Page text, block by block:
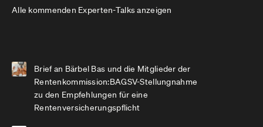
Alle kommenden Experten-Talks anzeigen
Brief an Bärbel Bas und die Mitglieder der
Rentenkommission:BAGSV-Stellungnahme
zu den Empfehlungen für eine
Rentenversicherungspflicht